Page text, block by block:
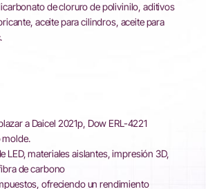
de cloruro de polivinilo, aditivos
aceite para cilindros, aceite para
a Daicel 2021p, Dow ERL-4221
molde.
LED, materiales aislantes, impresión 3D,
de carbono
ofreciendo un rendimiento